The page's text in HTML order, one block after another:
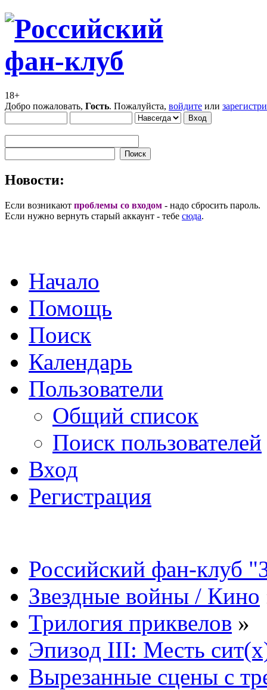
18+
Добро пожаловать, Гость. Пожалуйста, войдите или
Новости:
Если возникают проблемы со входом - надо сбросить пароль.
Если нужно вернуть старый аккаунт - тебе сюда.
Начало
Помощь
Поиск
Календарь
Пользователи
Общий список
Поиск пользователей
Вход
Регистрация
Российский фан-клуб
Звездные войны / Кино
Трилогия приквелов »
Эпизод III: Месть
Вырезанные сцены с